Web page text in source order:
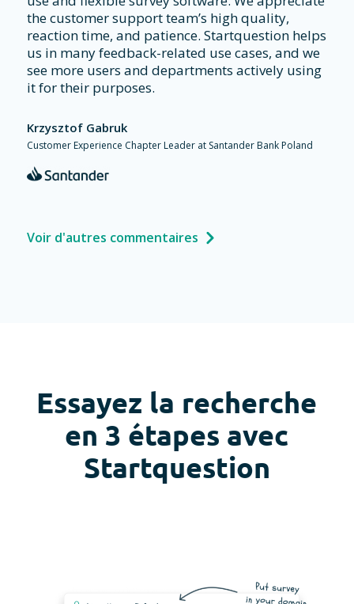
the customer support team’s high quality,
reaction time, and patience. Startquestion helps
us in many feedback-related use cases, and we
see more users and departments actively using
it for their purposes.
Krzysztof Gabruk
Customer Experience Chapter Leader at Santander Bank Poland
Voir d'autres commentaires
Essayez la recherche
en 3 étapes avec
Startquestion